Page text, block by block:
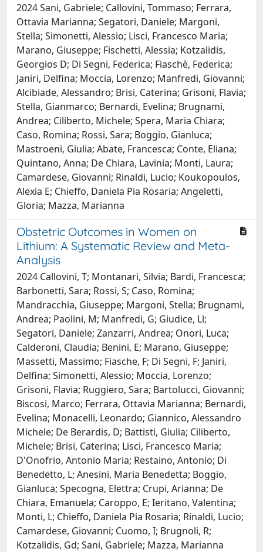
2024 Sani, Gabriele; Callovini, Tommaso; Ferrara,
Ottavia Marianna; Segatori, Daniele; Margoni,
Stella; Simonetti, Alessio; Lisci, Francesco Maria;
Marano, Giuseppe; Fischetti, Alessia; Kotzalidis,
Georgios D; Di Segni, Federica; Fiaschè, Federica;
Janiri, Delfina; Moccia, Lorenzo; Manfredi, Giovanni;
Alcibiade, Alessandro; Brisi, Caterina; Grisoni, Flavia;
Stella, Gianmarco; Bernardi, Evelina; Brugnami,
Andrea; Ciliberto, Michele; Spera, Maria Chiara;
Caso, Romina; Rossi, Sara; Boggio, Gianluca;
Mastroeni, Giulia; Abate, Francesca; Conte, Eliana;
Quintano, Anna; De Chiara, Lavinia; Monti, Laura;
Camardese, Giovanni; Rinaldi, Lucio; Koukopoulos,
Alexia E; Chieffo, Daniela Pia Rosaria; Angeletti,
Gloria; Mazza, Marianna
Obstetric Outcomes in Women on
Lithium: A Systematic Review and Meta-
Analysis
2024 Callovini, T; Montanari, Silvia; Bardi, Francesca;
Barbonetti, Sara; Rossi, S; Caso, Romina;
Mandracchia, Giuseppe; Margoni, Stella; Brugnami,
Andrea; Paolini, M; Manfredi, G; Giudice, Ll;
Segatori, Daniele; Zanzarri, Andrea; Onori, Luca;
Calderoni, Claudia; Benini, E; Marano, Giuseppe;
Massetti, Massimo; Fiasche, F; Di Segni, F; Janiri,
Delfina; Simonetti, Alessio; Moccia, Lorenzo;
Grisoni, Flavia; Ruggiero, Sara; Bartolucci, Giovanni;
Biscosi, Marco; Ferrara, Ottavia Marianna; Bernardi,
Evelina; Monacelli, Leonardo; Giannico, Alessandro
Michele; De Berardis, D; Battisti, Giulia; Ciliberto,
Michele; Brisi, Caterina; Lisci, Francesco Maria;
D'Onofrio, Antonio Maria; Restaino, Antonio; Di
Benedetto, L; Anesini, Maria Benedetta; Boggio,
Gianluca; Specogna, Elettra; Crupi, Arianna; De
Chiara, Emanuela; Caroppo, E; Ieritano, Valentina;
Monti, L; Chieffo, Daniela Pia Rosaria; Rinaldi, Lucio;
Camardese, Giovanni; Cuomo, I; Brugnoli, R;
Kotzalidis, Gd; Sani, Gabriele; Mazza, Marianna